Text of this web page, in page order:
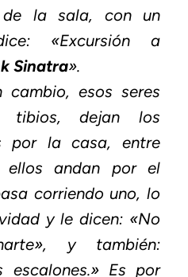
la sala, con un
«Excursión a
Sinatra».
cambio, esos seres
tibios, dejan los
por la casa, entre
ellos andan por el
corriendo uno, lo
y le dicen: «No
y también:
escalones.» Es por